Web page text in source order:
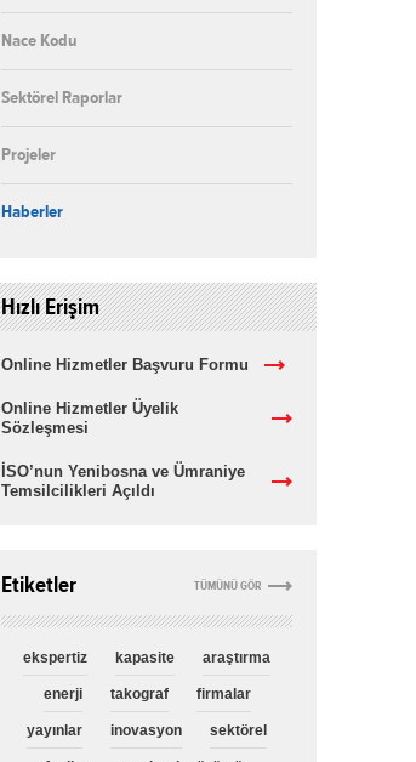
Nace Kodu
Sektörel Raporlar
Projeler
Haberler
Hızlı Erişim
Online Hizmetler Başvuru Formu
Online Hizmetler Üyelik
Sözleşmesi
İSO’nun Yenibosna ve Ümraniye
Temsilcilikleri Açıldı
TÜMÜNÜ GÖR
Etiketler
ekspertiz kapasite araştırma
enerji takograf firmalar
yayınlar inovasyon sektörel